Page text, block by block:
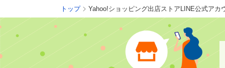
トップ Yahoo!ショッピング出店ストアLINE公式アカ